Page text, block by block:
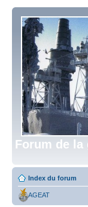
Forum de la
Index du forum
AGEAT